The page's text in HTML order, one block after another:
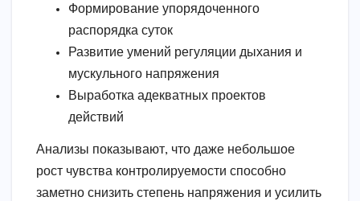
Формирование упорядоченного
распорядка суток
Развитие умений регуляции дыхания и
мускульного напряжения
Выработка адекватных проектов
действий
Анализы показывают, что даже небольшое
рост чувства контролируемости способно
заметно снизить степень напряжения и усилить